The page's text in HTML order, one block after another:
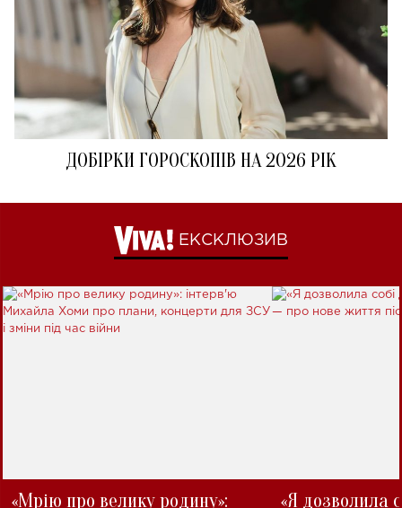
ДОБІРКИ ГОРОСКОПІВ НА 2026 РІК
ЕКСКЛЮЗИВ
«Мрію про велику родину»:
«Я дозволила